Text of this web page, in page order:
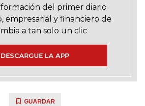
del primer diario
empresarial y financiero de
a tan solo un clic
DESCARGUE LA APP
GUARDAR